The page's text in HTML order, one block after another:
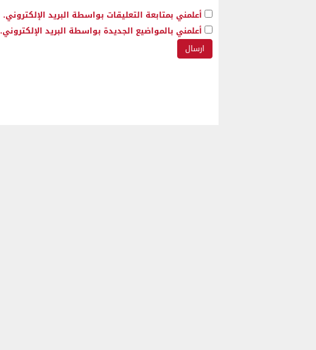
أعلمني بمتابعة التعليقات بواسطة البريد الإلكتروني.
أعلمني بالمواضيع الجديدة بواسطة البريد الإلكتروني.